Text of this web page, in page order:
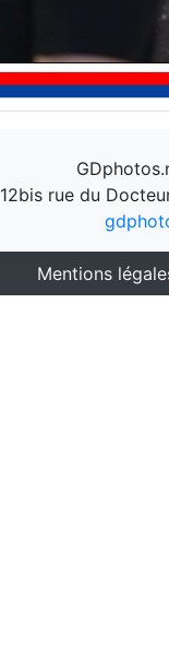
12bis rue du
Mentions